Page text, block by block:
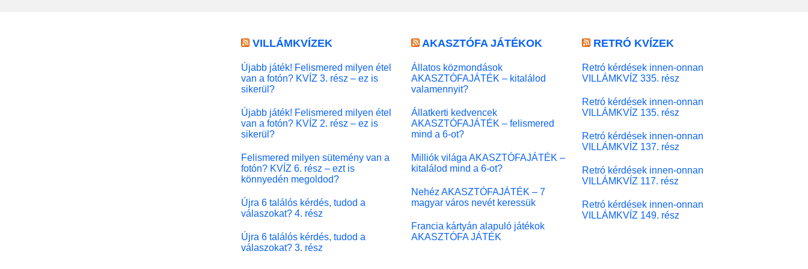
VILLÁMKVÍZEK
Újabb játék! Felismered milyen étel
van a fotón? KVÍZ 3. rész – ez is
sikerül?
Újabb játék! Felismered milyen étel
van a fotón? KVÍZ 2. rész – ez is
sikerül?
Felismered milyen sütemény van a
fotón? KVÍZ 6. rész – ezt is
könnyedén megoldod?
Újra 6 találós kérdés, tudod a
válaszokat? 4. rész
Újra 6 találós kérdés, tudod a
válaszokat? 3. rész
AKASZTÓFA JÁTÉKOK
Állatos közmondások
AKASZTÓFAJÁTÉK – kitalálod
valamennyit?
Állatkerti kedvencek
AKASZTÓFAJÁTÉK – felismered
mind a 6-ot?
Milliók világa AKASZTÓFAJÁTÉK –
kitalálod mind a 6-ot?
Nehéz AKASZTÓFAJÁTÉK – 7
magyar város nevét keressük
Francia kártyán alapuló játékok
AKASZTÓFA JÁTÉK
RETRÓ KVÍZEK
Retró kérdések innen-onnan
VILLÁMKVÍZ 335. rész
Retró kérdések innen-onnan
VILLÁMKVÍZ 135. rész
Retró kérdések innen-onnan
VILLÁMKVÍZ 137. rész
Retró kérdések innen-onnan
VILLÁMKVÍZ 117. rész
Retró kérdések innen-onnan
VILLÁMKVÍZ 149. rész